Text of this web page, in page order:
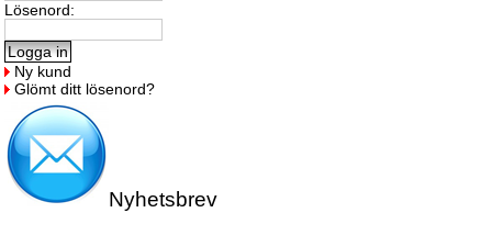
Lösenord:
Ny kund
Glömt ditt lösenord?
Nyhetsbrev